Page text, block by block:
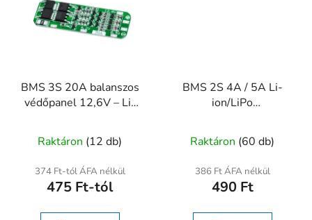
BMS 3S 20A balanszos
védőpanel 12,6V – Li-
akkumulátorhoz
Raktáron (12 db)
374 Ft-tól ÁFA nélkül
475 Ft-tól
BMS 2S 4A / 5A Li-
ion/LiPo
– 7,4V / 8,4V
Raktáron (60 db)
386 Ft ÁFA nélkül
490 Ft